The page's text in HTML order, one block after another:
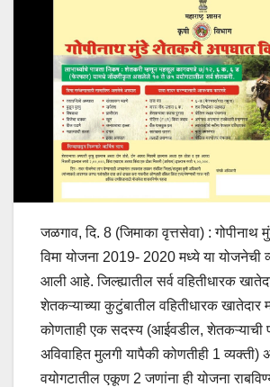
जळगाव, दि. 8 (जिमाका वृत्तसेवा) :
विमा योजना 2019- 2020 मध्ये या योजनेची
आली आहे. जिल्ह्यातील सर्व वहितीधारक
शेतकऱ्याच्या कुटुंबातील वहितीधारक
कोणताही एक सदस्य (आईवडील, शेतकऱ्याची
अविवाहित मुलगी यापैकी कोणतीही 1
वयोगटातील एकूण 2 जणांना ही योजना